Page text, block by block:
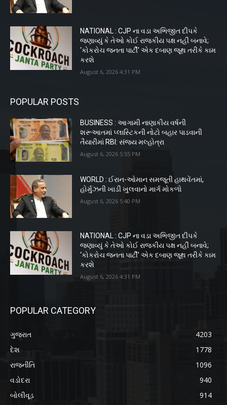
NATIONAL : CJP ના વડા અભિજીત દીપકે
જણાવ્યું કે તેઓ કોઈ રાજકીય પક્ષ નહીં બનાવે;
‘કોકરોચ જનતા પાર્ટી’ એક દબાણ જૂથ તરીકે કામ
કરશે
August 6, 2026 4:31 PM
POPULAR POSTS
BUSINESS : આગામી નાણાકીય વર્ષની
શરૂઆતમાં પ્લાસ્ટિકની નોટો બહાર પાડવાની
તૈયારીમાં RBI: સંજય મલ્હોત્રા
August 6, 2026 5:55 PM
WORLD : ઈરાન-ઓમાન સમજૂતી હાથવેંતમાં,
હોર્મુઝની ખાડી ખુલવાનો માર્ગ મોકળો
August 6, 2026 5:40 PM
NATIONAL : CJP ના વડા અભિજીત દીપકે
જણાવ્યું કે તેઓ કોઈ રાજકીય પક્ષ નહીં બનાવે;
‘કોકરોચ જનતા પાર્ટી’ એક દબાણ જૂથ તરીકે કામ
કરશે
August 6, 2026 4:31 PM
POPULAR CATEGORY
ગુજરાત
4203
દેશ
1778
રાજનીતિ
1096
વડોદરા
940
બોલીવૂડ
914